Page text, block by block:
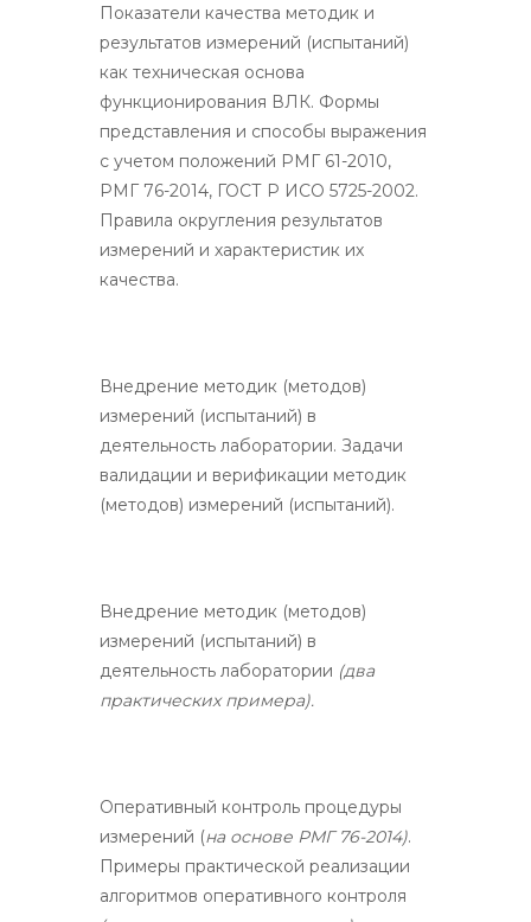
Показатели качества методик и
результатов измерений (испытаний)
как техническая основа
функционирования ВЛК. Формы
представления и способы выражения
с учетом положений РМГ 61-2010,
РМГ 76-2014, ГОСТ Р ИСО 5725-2002.
Правила округления результатов
измерений и характеристик их
качества.
Внедрение методик (методов)
измерений (испытаний) в
деятельность лаборатории. Задачи
валидации и верификации методик
(методов) измерений (испытаний).
Внедрение методик (методов)
измерений (испытаний) в
деятельность лаборатории (два
практических примера).
Оперативный контроль процедуры
измерений (на основе РМГ 76-2014).
Примеры практической реализации
алгоритмов оперативного контроля